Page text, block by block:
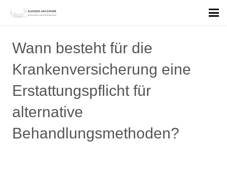
Wann besteht für die
Krankenversicherung eine
Erstattungspflicht für
alternative
Behandlungsmethoden?